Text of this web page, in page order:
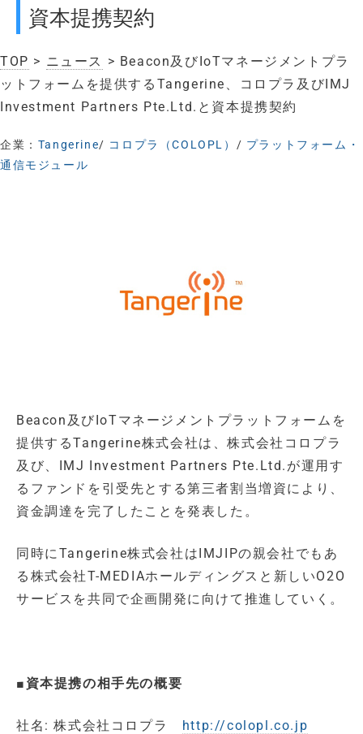
資本提携契約
TOP > ニュース > Beacon及びIoTマネージメントプラ
ットフォームを提供するTangerine、コロプラ及びIMJ
Investment Partners Pte.Ltd.と資本提携契約
企業： Tangerine/ コロプラ（COLOPL） / プラットフォーム・
通信モジュール
Beacon及びIoTマネージメントプラットフォームを
提供するTangerine株式会社は、株式会社コロプラ
及び、IMJ Investment Partners Pte.Ltd.が運用す
るファンドを引受先とする第三者割当増資により、
資金調達を完了したことを発表した。
同時にTangerine株式会社はIMJIPの親会社でもあ
る株式会社T-MEDIAホールディングスと新しいO2O
サービスを共同で企画開発に向けて推進していく。
■資本提携の相手先の概要
社名: 株式会社コロプラ http://colopl.co.jp